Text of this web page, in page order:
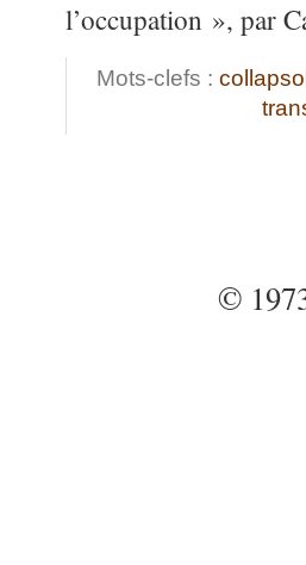
l’occupation », par
Mots-clefs :
©